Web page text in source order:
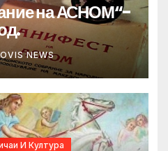
на АСНОМ“-
NEWS
И Култура